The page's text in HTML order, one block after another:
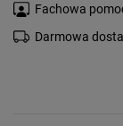
Fachowa
Darmowa